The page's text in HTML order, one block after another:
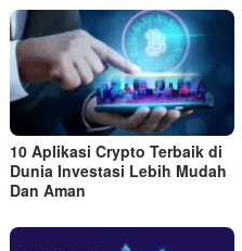
10 Aplikasi Crypto Terbaik di
Dunia Investasi Lebih Mudah
Dan Aman